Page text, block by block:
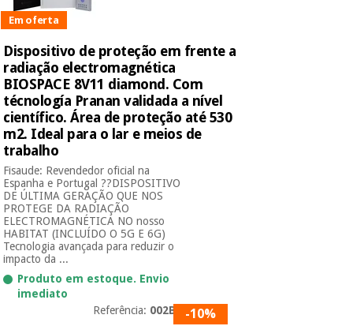
Em oferta
Dispositivo de proteção em frente a
radiação electromagnética
BIOSPACE 8V11 diamond. Com
técnología Pranan validada a nível
científico. Área de proteção até 530
m2. Ideal para o lar e meios de
trabalho
Fisaude: Revendedor oficial na
Espanha e Portugal ??DISPOSITIVO
DE ÚLTIMA GERAÇÃO QUE NOS
PROTEGE DA RADIAÇÃO
ELECTROMAGNÉTICA NO nosso
HABITAT (INCLUÍDO O 5G E 6G)
Tecnologia avançada para reduzir o
impacto da ...
Produto em estoque. Envio
imediato
Referência: 002BPG-10%